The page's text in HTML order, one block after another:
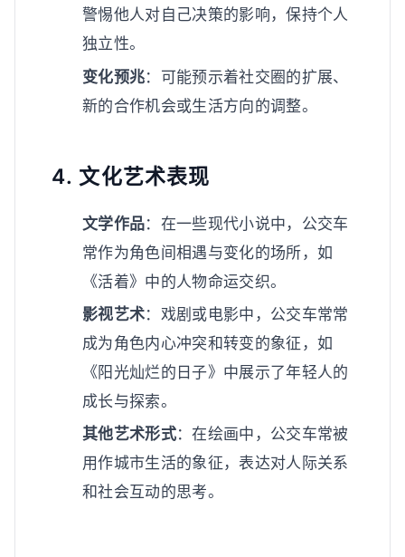
警惕他人对自己决策的影响，保持个人
独立性。
变化预兆：可能预示着社交圈的扩展、
新的合作机会或生活方向的调整。
4. 文化艺术表现
文学作品：在一些现代小说中，公交车
常作为角色间相遇与变化的场所，如
《活着》中的人物命运交织。
影视艺术：戏剧或电影中，公交车常常
成为角色内心冲突和转变的象征，如
《阳光灿烂的日子》中展示了年轻人的
成长与探索。
其他艺术形式：在绘画中，公交车常被
用作城市生活的象征，表达对人际关系
和社会互动的思考。